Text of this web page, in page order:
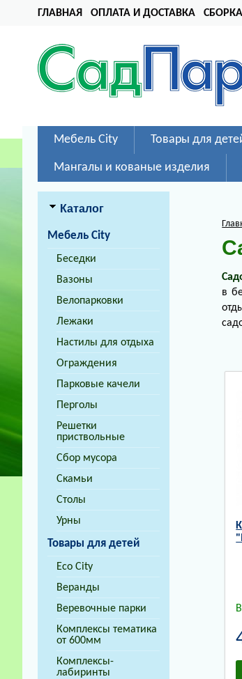
ГЛАВНАЯ ОПЛАТА И ДОСТАВКА СБОРКА
Мебель City Товары для
Мангалы и кованые изделия
Каталог
Мебель City
Беседки
Вазоны
Велопарковки
Лежаки
Настилы для отдыха
Ограждения
Парковые качели
Перголы
Решетки
приствольные
Сбор мусора
Скамьи
Столы
Урны
Товары для детей
Eco City
Веранды
Веревочные парки
Комплексы тематика
от 600мм
Комплексы-
лабиринты
в